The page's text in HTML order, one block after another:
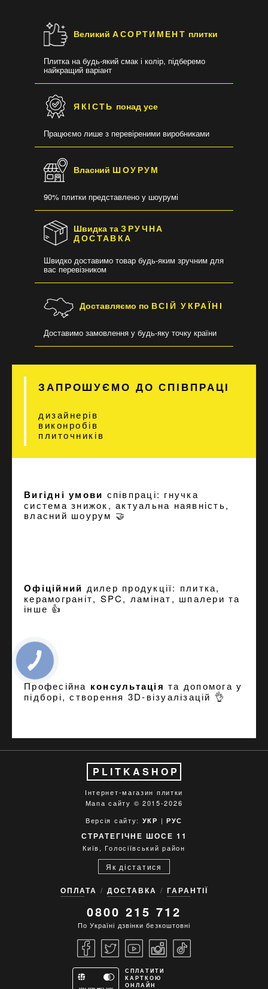
ВеликийАСОРТИМЕНТ плитки
Плитка на будь-який смак і колір, підберемо
найкращий варіант
ЯКІСТЬ понад усе
Працюємо лише з перевіреними виробниками
Власний ШОУРУМ
90% плитки представлено у шоурумі
Швидка таЗРУЧНА
ДОСТАВКА
Швидко доставимо товар будь-яким зручним для
вас перевізником
Доставляємо по ВСІЙ УКРАЇНІ
Доставимо замовлення у будь-яку точку країни
ЗАПРОШУЄМО ДО СПІВПРАЦІ
дизайнерів
виконробів
плиточників
Вигідні умови співпраці: гнучка
система знижок, актуальна наявність,
власний шоурум 🤝
Офіційний дилер продукції: плитка,
керамограніт, SPC, ламінат, шпалери та
інше 👍
Професійна консультація та допомога у
підборі, створення 3D-візуалізацій 👌
PLITKASHOP
Інтернет-магазин плитки
Мапа сайту © 2015-2026
Версія сайту: УКР | РУС
СТРАТЕГІЧНЕ ШОСЕ 11
Київ, Голосіївський район
Як дістатися
ОПЛАТА ДОСТАВКА ГАРАНТІЇ
0800 215 712
По Україні дзвінки безкоштовні
СПЛАТИТИ
КАРТКОЮ
ОНЛАЙН